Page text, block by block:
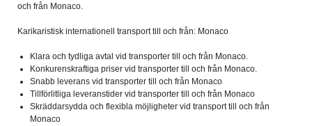
och från Monaco.
Karikaristisk internationell transport till och från: Monaco
Klara och tydliga avtal vid transporter till och från Monaco.
Konkurenskraftiga priser vid transporter till och från Monaco.
Snabb leverans vid transporter till och från Monaco
Tillförlitliga leveranstider vid transporter till och från Monaco
Skräddarsydda och flexibla möjligheter vid transport till och från
Monaco